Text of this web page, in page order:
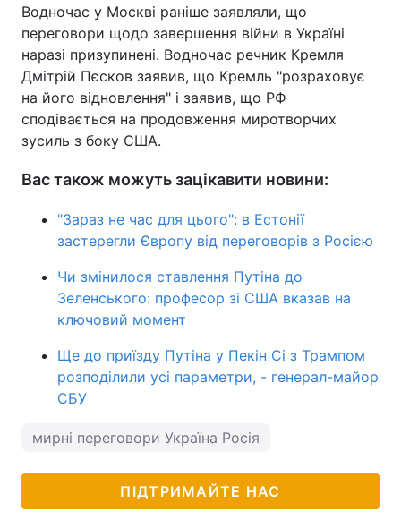
Водночас у Москві раніше заявляли, що
переговори щодо завершення війни в Україні
наразі призупинені. Водночас речник Кремля
Дмітрій Пєсков заявив, що Кремль "розраховує
на його відновлення" і заявив, що РФ
сподівається на продовження миротворчих
зусиль з боку США.
Вас також можуть зацікавити новини:
"Зараз не час для цього": в Естонії
застерегли Європу від переговорів з Росією
Чи змінилося ставлення Путіна до
Зеленського: професор зі США вказав на
ключовий момент
Ще до приїзду Путіна у Пекін Сі з Трампом
розподілили усі параметри, - генерал-майор
СБУ
мирні переговори Україна Росія
ПІДТРИМАЙТЕ НАС